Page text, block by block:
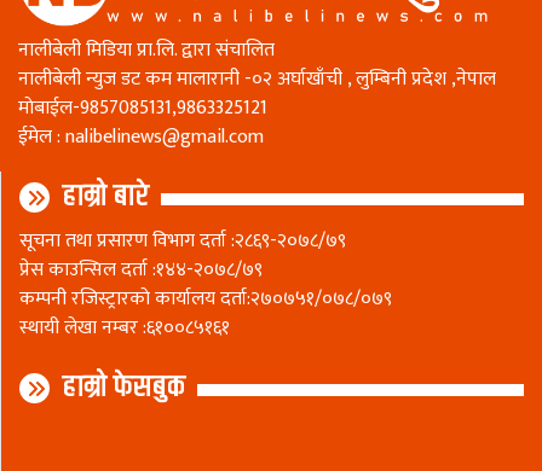
नालीबेली मिडिया प्रा.लि. द्वारा संचालित
नालीबेली न्युज डट कम मालारानी -०२ अर्घाखाँची , लुम्बिनी प्रदेश ,नेपाल
माेबाईल-9857085131,9863325121
ईमेल :nalibelinews@gmail.com
हाम्रो बारे
सूचना तथा प्रसारण विभाग दर्ता :२८६९-२०७८/७९
प्रेस काउन्सिल दर्ता :१४४-२०७८/७९
कम्पनी रजिस्ट्रारकाे कार्यालय दर्ता:२७०७५१/०७८/०७९
स्थायी लेखा नम्बर :६१००८५१६१
हाम्रो फेसबुक